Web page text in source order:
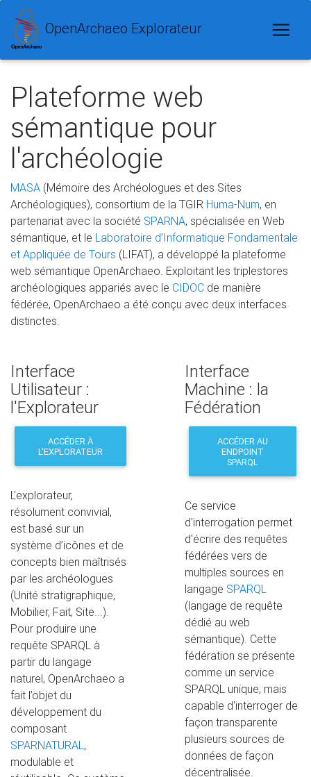
OpenArchaeo Explorateur
Plateforme web
sémantique pour
l'archéologie
MASA (Mémoire des Archéologues et des Sites
Archéologiques), consortium de la TGIR Huma-Num, en
partenariat avec la société SPARNA, spécialisée en Web
sémantique, et le Laboratoire d’Informatique Fondamentale
et Appliquée de Tours (LIFAT), a développé la plateforme
web sémantique OpenArchaeo. Exploitant les triplestores
archéologiques appariés avec le CIDOC de manière
fédérée, OpenArchaeo a été conçu avec deux interfaces
distinctes.
Interface
Machine : la
Fédération
ACCÉDER AU
ENDPOINT
SPARQL
Ce service
d'interrogation permet
d'écrire des requêtes
fédérées vers de
multiples sources en
langage SPARQL
(langage de requête
dédié au web
sémantique). Cette
fédération se présente
comme un service
SPARQL unique, mais
capable d'interroger de
façon transparente
plusieurs sources de
données de façon
décentralisée.
Interface
Utilisateur :
l'Explorateur
ACCÉDER À
L’EXPLORATEUR
L'explorateur,
résolument convivial,
est basé sur un
système d’icônes et de
concepts bien maîtrisés
par les archéologues
(Unité stratigraphique,
Mobilier, Fait, Site...).
Pour produire une
requête SPARQL à
partir du langage
naturel, OpenArchaeo a
fait l’objet du
développement du
composant
SPARNATURAL,
modulable et